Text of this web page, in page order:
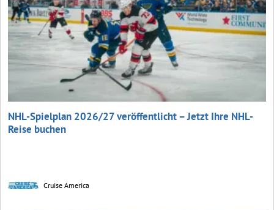
NHL-Spielplan 2026/27 veröffentlicht – Jetzt Ihre NHL-
Reise buchen
Cruise America